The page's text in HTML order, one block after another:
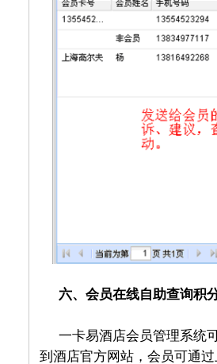
六、会员在线自助查询积
一卡易酒店会员管理系统
到酒店官方网站，会员可通